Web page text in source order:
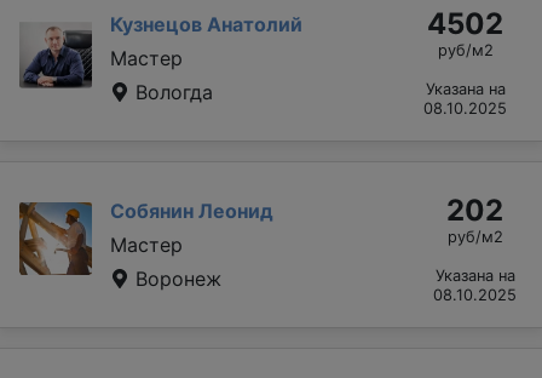
Кузнецов Анатолий
Мастер
Вологда
4502
руб/м2
Указана на
08.10.2025
Собянин Леонид
Мастер
Воронеж
202
руб/м2
Указана на
08.10.2025